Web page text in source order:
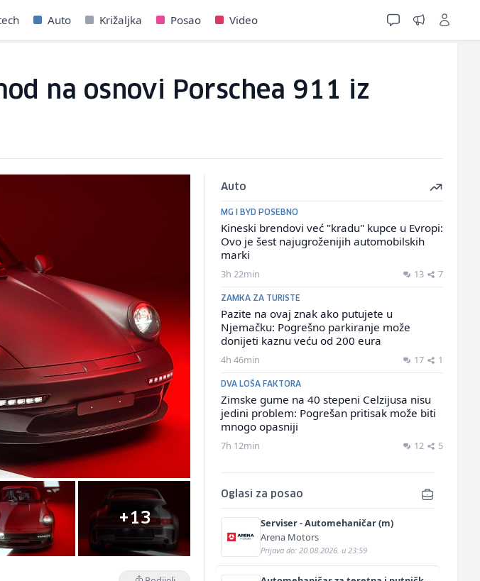
Auto Križaljka Posao Video
na osnovi Porschea 911 iz
+13
Auto
MG I BYD POSEBNO
Kineski brendovi već "kradu" kupce u Evropi:
Ovo je šest najugroženijih automobilskih
marki
3h 22min 13 7
ZAMKA ZA TURISTE
Pazite na ovaj znak ako putujete u
Njemačku: Pogrešno parkiranje može
donijeti kaznu veću od 200 eura
4h 46min 17 1
DVA LOŠA FAKTORA
Zimske gume na 40 stepeni Celzijusa nisu
jedini problem: Pogrešan pritisak može biti
mnogo opasniji
7h 12min 12 5
Oglasi za posao
Serviser - Automehaničar (m)
Arena Motors
Prijava do: 20.08.2026. u 23:59